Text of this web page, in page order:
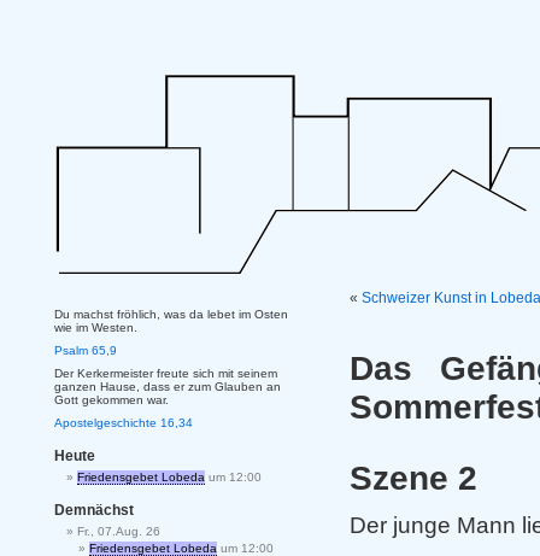
« Schweizer Kunst in Lobeda
Das
Szene 2
Der junge Mann
Du machst fröhlich, was da lebet im Osten
wie im Westen.
Psalm 65,9
Der Kerkermeister freute sich mit seinem
ganzen Hause, dass er zum Glauben an
Gott gekommen war.
Apostelgeschichte 16,34
Heute
Friedensgebet Lobeda um 12:00
Demnächst
Fr., 07.Aug. 26
Friedensgebet Lobeda um 12:00